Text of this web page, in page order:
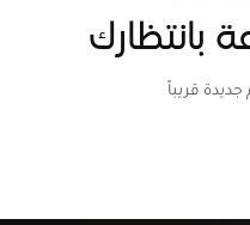
بانتظارك
قريباً